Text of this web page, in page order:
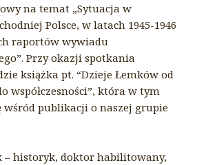
na temat „Sytuacja w
Polsce, w latach 1945-1946
raportów wywiadu
Przy okazji spotkania
książka pt. “Dzieje Łemków od
współczesności”, która w tym
wśród publikacji o naszej grupie
– historyk, doktor habilitowany,